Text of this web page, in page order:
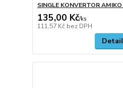
SINGLE KONVERTOR
135,00 Kč/ks
111,57 Kč bez DPH
Detail